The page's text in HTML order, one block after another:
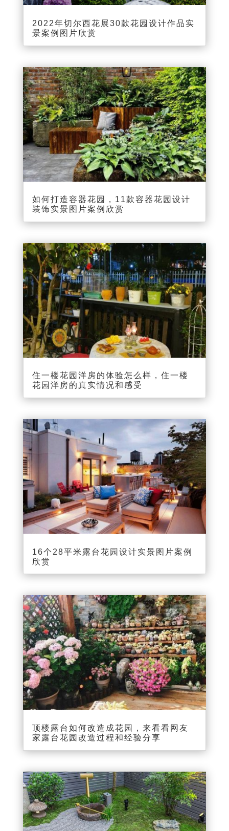
2022年切尔西花展30款花园设计作品实
景案例图片欣赏
如何打造容器花园，11款容器花园设计
装饰实景图片案例欣赏
住一楼花园洋房的体验怎么样，住一楼
花园洋房的真实情况和感受
16个28平米露台花园设计实景图片案例
欣赏
顶楼露台如何改造成花园，来看看网友
家露台花园改造过程和经验分享